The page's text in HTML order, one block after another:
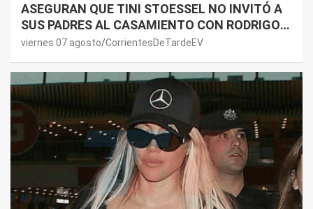
ASEGURAN QUE TINI STOESSEL NO INVITÓ A
SUS PADRES AL CASAMIENTO CON RODRIGO
DE PAUL: LOS MOTIVOS
viernes 07 agosto CorrientesDeTardeEV